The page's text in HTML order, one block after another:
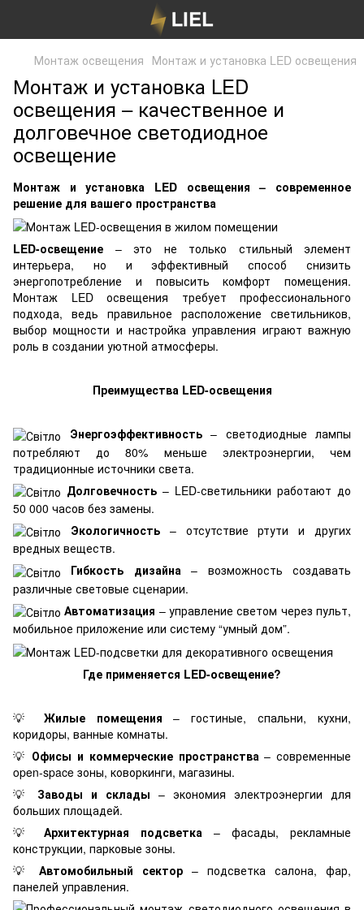
Монтаж освещения Монтаж и установка LED освещения
Монтаж и установка LED
освещения – качественное и
долговечное светодиодное
освещение
Монтаж и установка LED освещения – современное
решение для вашего пространства
LED-освещение – это не только стильный элемент
интерьера, но и эффективный способ снизить
энергопотребление и повысить комфорт помещения.
Монтаж LED освещения требует профессионального
подхода, ведь правильное расположение светильников,
выбор мощности и настройка управления играют важную
роль в создании уютной атмосферы.
Преимущества LED-освещения
Энергоэффективность– светодиодные лампы
потребляют до 80% меньше электроэнергии, чем
традиционные источники света.
Долговечность – LED-светильники работают до
50 000 часов без замены.
Экологичность– отсутствие ртути и других
вредных веществ.
Гибкость дизайна– возможность создавать
различные световые сценарии.
Автоматизация – управление светом через пульт,
мобильное приложение или систему “умный дом”.
Где применяется LED-освещение?
💡 Жилые помещения – гостиные, спальни, кухни,
коридоры, ванные комнаты.
💡 Офисы и коммерческие пространства– современные
open-space зоны, коворкинги, магазины.
💡 Заводы и склады – экономия электроэнергии для
больших площадей.
💡 Архитектурная подсветка – фасады, рекламные
конструкции, парковые зоны.
💡 Автомобильный сектор – подсветка салона, фар,
панелей управления.